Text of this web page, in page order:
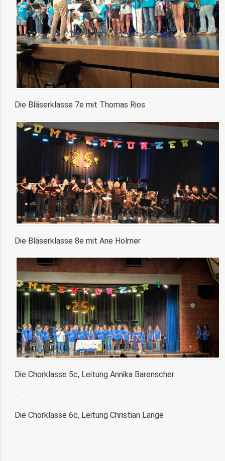
Die Bläserklasse 7e mit Thomas Rios
Die Bläserklasse 8e mit Ane Holmer
Die Chorklasse 5c, Leitung Annika Barenscher
Die Chorklasse 6c, Leitung Christian Lange